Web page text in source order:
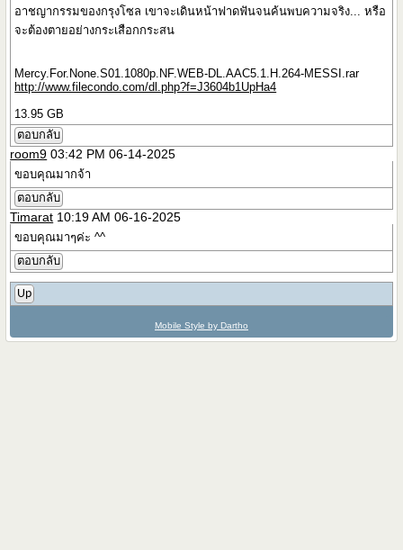
อาชญากรรมของกรุงโซล เขาจะเดินหน้าฟาดฟันจนค้นพบความจริง... หรือ
จะต้องตายอย่างกระเสือกกระสน
Mercy.For.None.S01.1080p.NF.WEB-DL.AAC5.1.H.264-MESSI.rar
http://www.filecondo.com/dl.php?f=J3604b1UpHa4
13.95 GB
ตอบกลับ
room9 03:42 PM 06-14-2025
ขอบคุณมากจ้า
ตอบกลับ
Timarat 10:19 AM 06-16-2025
ขอบคุณมาๆค่ะ ^^
ตอบกลับ
Up
Mobile Style by Dartho